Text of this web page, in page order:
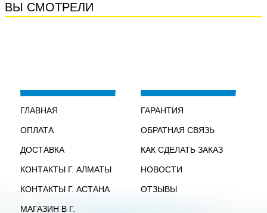
ВЫ СМОТРЕЛИ
ГЛАВНАЯ
ОПЛАТА
ДОСТАВКА
КОНТАКТЫ Г. АЛМАТЫ
КОНТАКТЫ Г. АСТАНА
МАГАЗИН В Г.
ГАРАНТИЯ
ОБРАТНАЯ СВЯЗЬ
КАК СДЕЛАТЬ ЗАКАЗ
НОВОСТИ
ОТЗЫВЫ